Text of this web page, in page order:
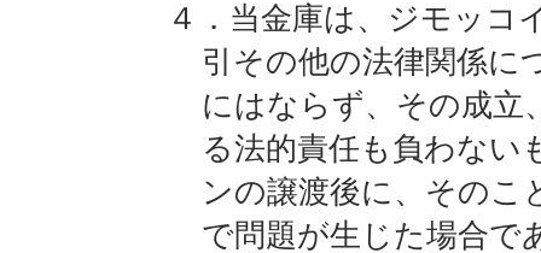
４．当金庫は、ジモッコ
引その他の法律関係に
にはならず、その成立
る法的責任も負わない
ンの譲渡後に、そのこ
で問題が生じた場合で